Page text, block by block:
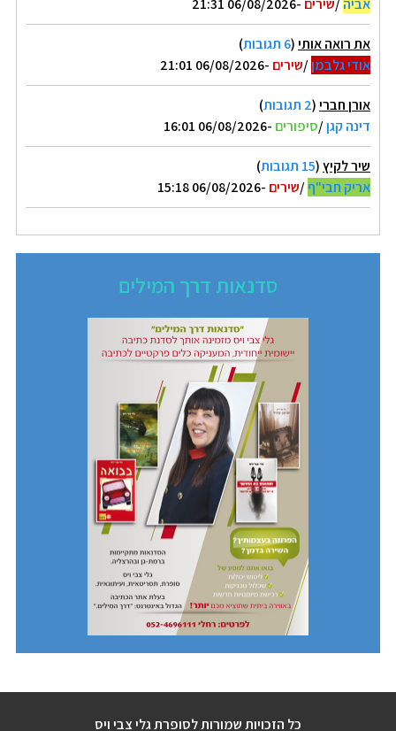
את רואה אותי(6 תגובות
)
אודי גלבמן/שירים -06/08/2026 21:01
אורן חברי(2 תגובות
)
דינה קגן/סיפורים -06/08/2026 16:01
שיר לקיץ(15 תגובות
)
אריק חבי"ף/שירים -06/08/2026 15:18
סדנאות דרך המילים
כל הזכויות שמורות לסופרת גלי צבי ויס